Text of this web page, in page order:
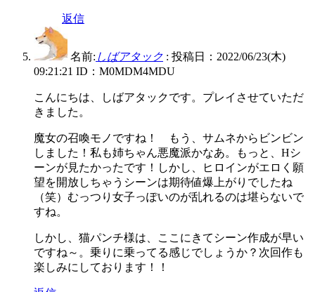
返信
名前: しばアタック : 投稿日：2022/06/23(木)
09:21:21 ID：M0MDM4MDU
こんにちは、しばアタックです。プレイさせていただ
きました。
魔女の召喚モノですね！ もう、サムネからビンビン
しました！私も姉ちゃん悪魔派かなあ。もっと、Hシ
ーンが見たかったです！しかし、ヒロインがエロく願
望を開放しちゃうシーンは期待値爆上がりでしたね
（笑）むっつり女子っぽいのが乱れるのは堪らないで
すね。
しかし、猫パンチ様は、ここにきてシーン作成が早い
ですね～。乗りに乗ってる感じでしょうか？次回作も
楽しみにしております！！